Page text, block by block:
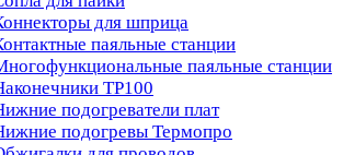
для шприца
паяльные станции
паяльные станции
TP100
подогреватели плат
подогревы Термопро